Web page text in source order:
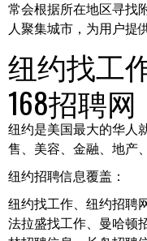
常会根据所在地区寻找
人聚集城市，为用户提
纽约找工
168招聘网
纽约是美国最大的华人
售、美容、金融、地产
纽约招聘信息覆盖：
纽约找工作、纽约招聘
法拉盛找工作、曼哈顿